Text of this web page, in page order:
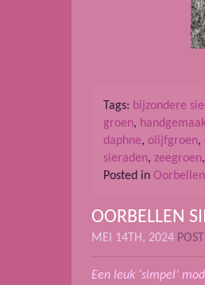
Tags: bijzondere
groen,
daphne, olijfgroen,
sieraden, zeegroen,
Posted in Oorbellen
OORBELLEN
MEI 14TH, 2024
Een leuk ‘simpel’